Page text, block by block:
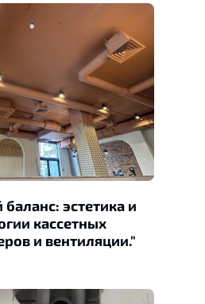
эстетика и
кассетных
и вентиляции."